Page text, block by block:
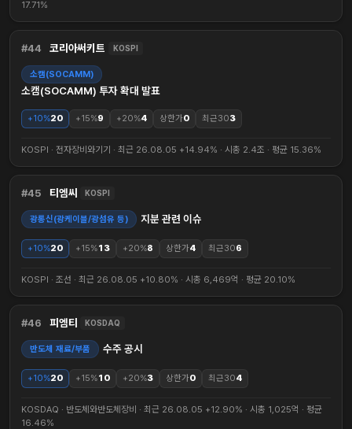
17.71%
44 코리아써키트 KOSPI
소캠(SOCAMM)
소캠(SOCAMM) 투자 확대 발표
+10%20 +15%9 +20%4 상한가0 최근303
KOSPI · 전자장비와기기 · 최근 26.08.05 +14.94% · 시총 2.4조 · 평균 15.36%
45 티엠씨 KOSPI
광통신(광케이블/광섬유 등) 지분 관련 이슈
+10%20 +15%13 +20%8 상한가4 최근306
KOSPI · 조선 · 최근 26.08.05 +10.80% · 시총 6,469억 · 평균 20.10%
46 피엠티 KOSDAQ
반도체 재료/부품 수주 공시
+10%20 +15%10 +20%3 상한가0 최근304
KOSDAQ · 반도체와반도체장비 · 최근 26.08.05 +12.90% · 시총 1,025억 · 평균
16.46%